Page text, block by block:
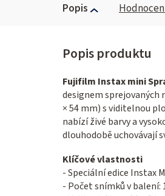
Popis
Fujifilm Instax mini
designem sprejovaných
× 54 mm) s viditelnou
nabízí živé barvy a
dlouhodobě uchovávají
Klíčové vlastnosti
- Speciální edice Instax
- Počet snímků v balení: